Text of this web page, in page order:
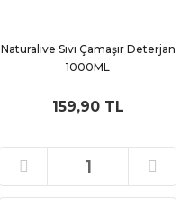
Naturalive Sıvı Çamaşır Deterjan
1000ML
159,90 TL